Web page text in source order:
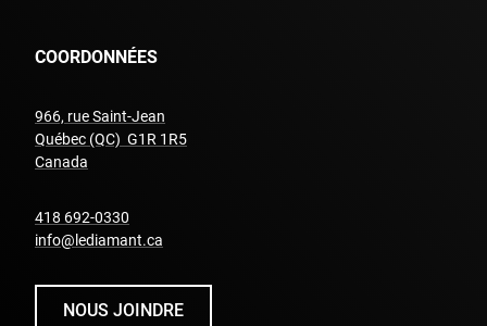
COORDONNÉES
966, rue Saint-Jean
Québec (QC) G1R 1R5
Canada
418 692-0330
info@lediamant.ca
NOUS JOINDRE